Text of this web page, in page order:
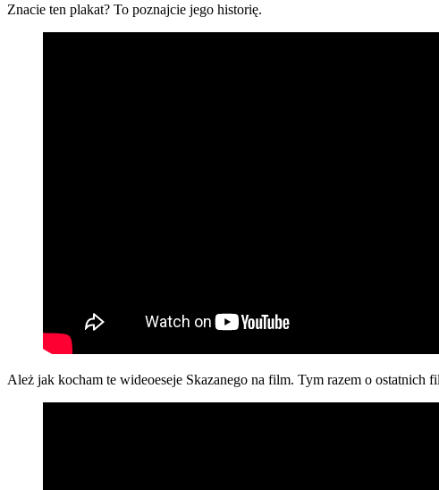
Znacie ten plakat? To poznajcie jego historię.
Ależ jak kocham te wideoeseje Skazanego na film. Tym razem o ostatnich